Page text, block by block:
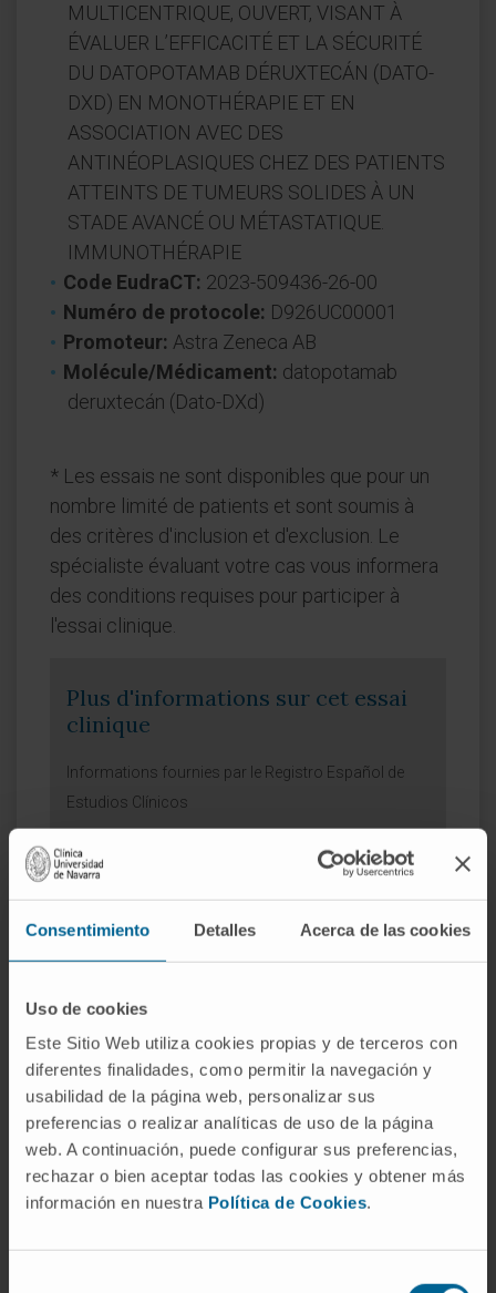
Consentimiento Detalles Acerca de las cookies
Uso de cookies
Este Sitio Web utiliza cookies propias y de terceros con
diferentes finalidades, como permitir la navegación y
usabilidad de la página web, personalizar sus
preferencias o realizar analíticas de uso de la página
web. A continuación, puede configurar sus preferencias,
rechazar o bien aceptar todas las cookies y obtener más
información en nuestra Política de Cookies.
MULTICENTRIQUE, OUVERT, VISANT À
ÉVALUER L’EFFICACITÉ ET LA SÉCURITÉ
DU DATOPOTAMAB DÉRUXTECÁN (DATO-
DXD) EN MONOTHÉRAPIE ET EN
ASSOCIATION AVEC DES
ANTINÉOPLASIQUES CHEZ DES PATIENTS
ATTEINTS DE TUMEURS SOLIDES À UN
STADE AVANCÉ OU MÉTASTATIQUE.
IMMUNOTHÉRAPIE
Code EudraCT: 2023-509436-26-00
Numéro de protocole: D926UC00001
Promoteur: Astra Zeneca AB
Molécule/Médicament: datopotamab
deruxtecán (Dato-DXd)
* Les essais ne sont disponibles que pour un
nombre limité de patients et sont soumis à
des critères d'inclusion et d'exclusion. Le
spécialiste évaluant votre cas vous informera
des conditions requises pour participer à
l'essai clinique.
Plus d'informations sur cet essai
clinique
Informations fournies par le Registro Español de
Estudios Clínicos
Résumé
Calendrier
Centres
Médicaments
Lire plus sur cet essai clinique